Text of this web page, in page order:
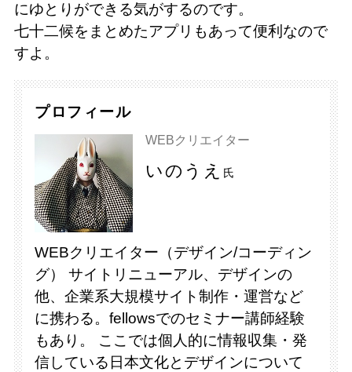
にゆとりができる気がするのです。
七十二候をまとめたアプリもあって便利なので
すよ。
プロフィール
WEBクリエイター
いのうえ 氏
WEBクリエイター（デザイン/コーディン
グ） サイトリニューアル、デザインの
他、企業系大規模サイト制作・運営など
に携わる。fellowsでのセミナー講師経験
もあり。 ここでは個人的に情報収集・発
信している日本文化とデザインについて